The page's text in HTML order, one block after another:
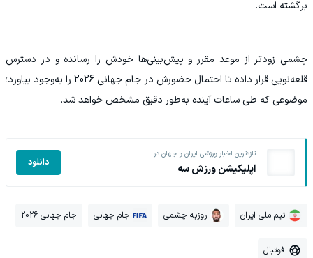
برگشته است.
چشمی زودتر از موعد مقرر و پیش‌بینی‌ها خودش را رسانده و در دسترس
قلعه‌نویی قرار داده تا احتمال حضورش در جام جهانی 2026 را به‌وجود بیاورد؛
موضوعی که طی ساعات آینده به‌طور دقیق مشخص خواهد شد.
تازه‌ترین اخبار ورزشی ایران و جهان در
اپلیکیشن ورزش سه دانلود
تیم ملی ایران روزبه چشمی جام جهانی جام جهانی 2026
فوتبال